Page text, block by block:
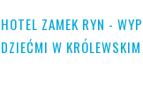
HOTEL ZAMEK RYN -
DZIEĆMI W